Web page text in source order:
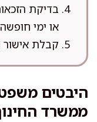
בדיקת
או ימי
קבלת
היבטים
ממשרד